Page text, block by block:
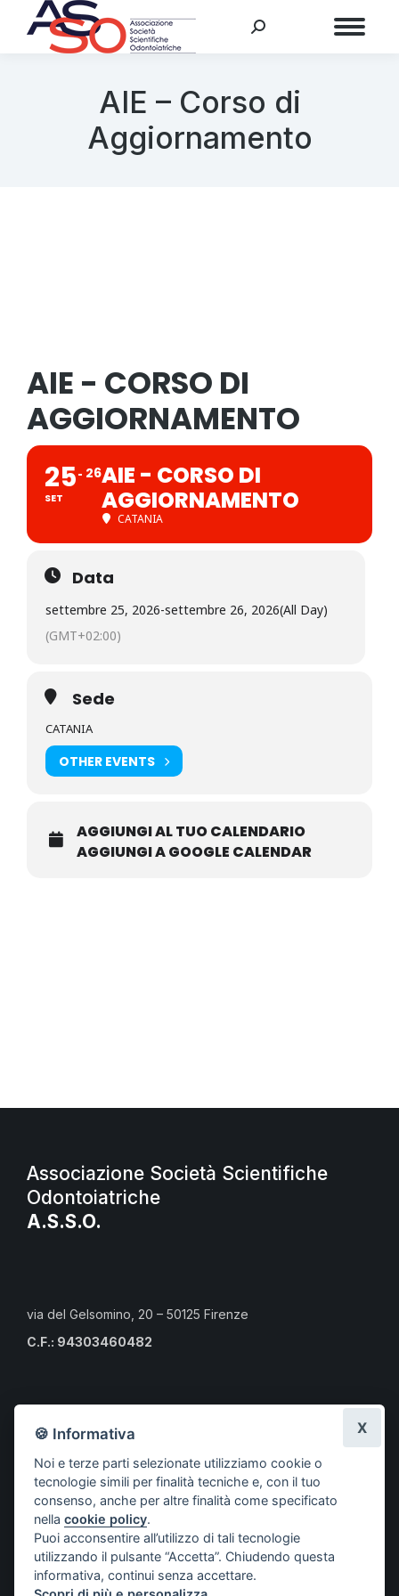
AIE – Corso di
Aggiornamento
AIE - CORSO DI
AGGIORNAMENTO
25
SET
26AIE - CORSO DI
AGGIORNAMENTO
CATANIA
Data
settembre 25, 2026-settembre 26, 2026(All Day)
(GMT+02:00)
Sede
CATANIA
OTHER EVENTS
AGGIUNGI AL TUO CALENDARIO
AGGIUNGI A GOOGLE CALENDAR
Associazione Società Scientifiche
Odontoiatriche
A.S.S.O.
via del Gelsomino, 20 – 50125 Firenze
C.F.: 94303460482
Risorse per i professionisti
Risorse per i cittadini
Risorse per gli Studenti CLMOPD
A.S.S.O.
Società aderenti
Progetti
🍪 Informativa
Noi e terze parti selezionate utilizziamo cookie o
tecnologie simili per finalità tecniche e, con il tuo
consenso, anche per altre finalità come specificato
nellacookie policy.
Puoi acconsentire all’utilizzo di tali tecnologie
utilizzando il pulsante “Accetta”. Chiudendo questa
informativa, continui senza accettare.
X